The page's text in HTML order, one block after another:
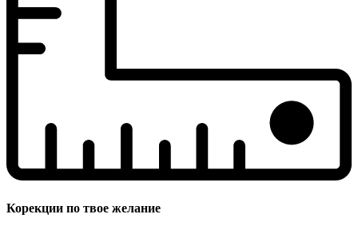
Корекции по твое желание